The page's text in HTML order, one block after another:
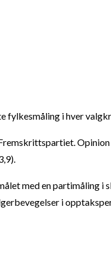
fylkesmåling i hver
med en partimåling
i